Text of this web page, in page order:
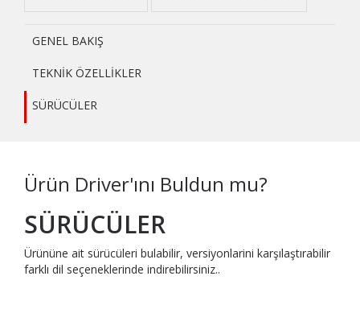
GENEL BAKIŞ
TEKNİK ÖZELLİKLER
SÜRÜCÜLER
Ürün Driver'ını Buldun mu?
SÜRÜCÜLER
Ürününe ait sürücüleri bulabilir, versiyonlarini karşılaştırabilir
farklı dil seçeneklerinde indirebilirsiniz..